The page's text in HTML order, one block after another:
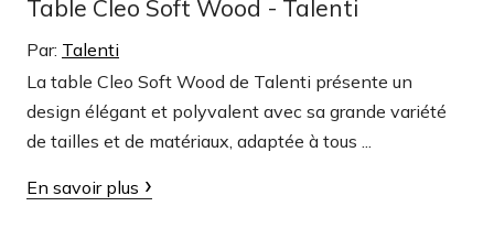
Table Cleo Soft Wood - Talenti
Par: Talenti
La table Cleo Soft Wood de Talenti présente un
design élégant et polyvalent avec sa grande variété
de tailles et de matériaux, adaptée à tous ...
En savoir plus